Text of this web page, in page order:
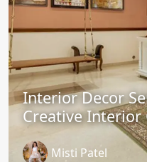
Interior Decor
Creative Interior
Misti Patel